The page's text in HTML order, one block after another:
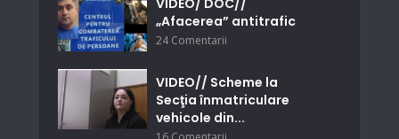
„Afacerea” antitrafic
24 Comentarii
VIDEO// Scheme la
Secţia înmatriculare
vehicole din...